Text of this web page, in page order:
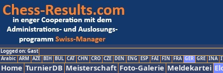
Logged on: Gast
Arabic ARM AZE BIH BUL CAT CHN CRO CZE DEN ENG ESP FAI FIN FRA GER GRE INA
Home TurnierDB Meisterschaft Foto-Galerie Meldekartei